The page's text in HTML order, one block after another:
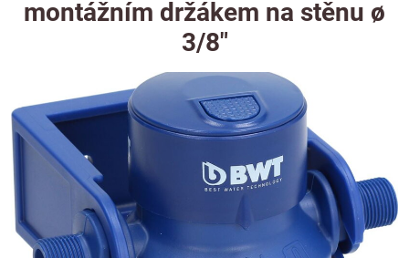
montážním držákem na stěnu ø
3/8"